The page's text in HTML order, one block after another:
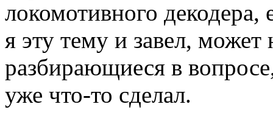
локомотивного
я эту тему и завел, может
разбирающиеся в
уже что-то сделал.